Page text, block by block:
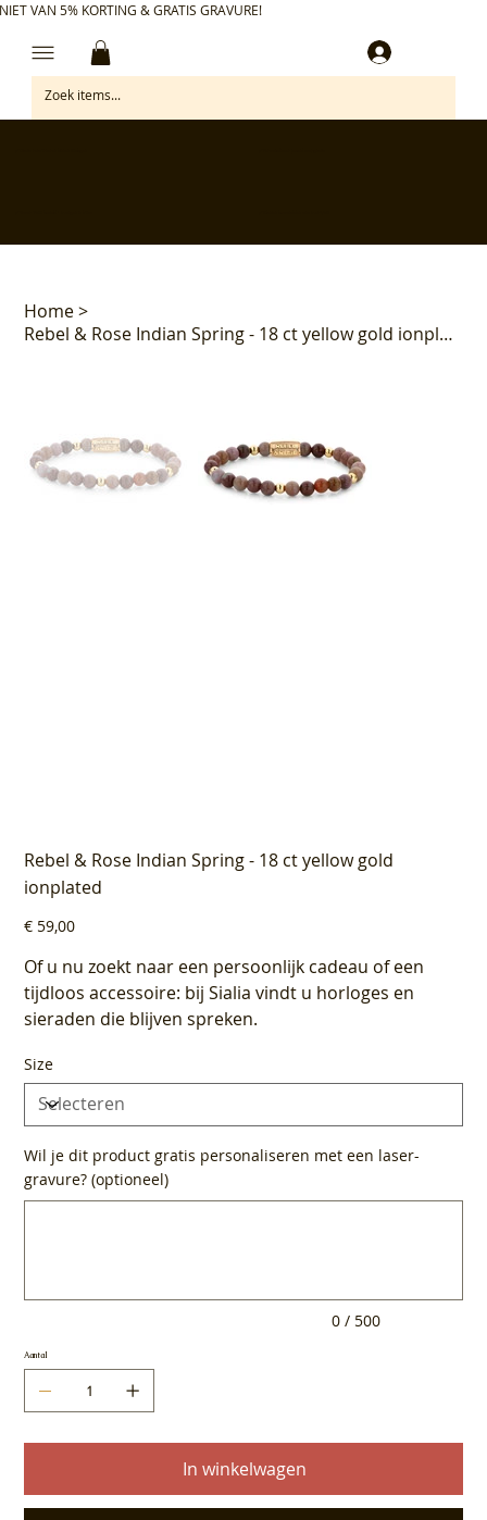
VAN 5% KORTING & GRATIS GRAVURE!
Home>
Rebel & Rose Indian Spring - 18 ct yellow gold ionplated
Rebel & Rose Indian Spring - 18 ct yellow gold
ionplated
Prijs
€ 59,00
Of u nu zoekt naar een persoonlijk cadeau of een
tijdloos accessoire: bij Sialia vindt u horloges en
sieraden die blijven spreken.
Size
Wil je dit product gratis personaliseren met een laser-
gravure? (optioneel)
0 / 500
Aantal
In winkelwagen